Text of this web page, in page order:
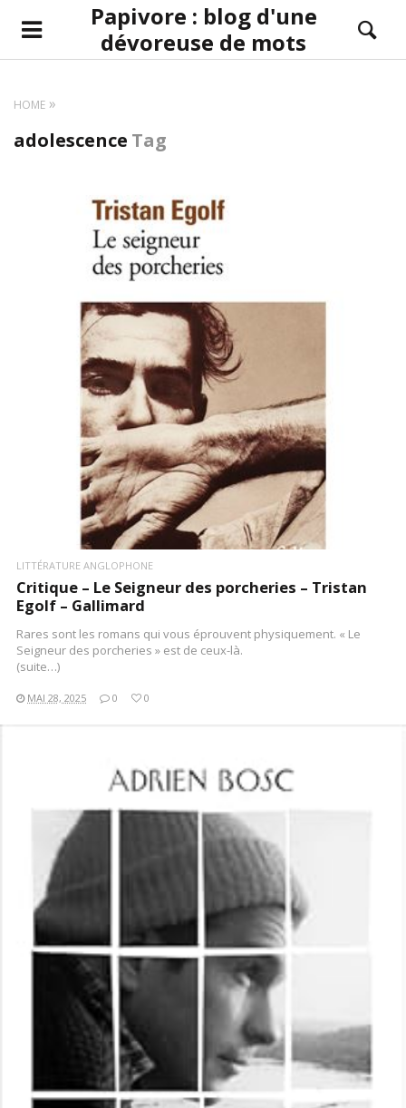
Papivore : blog d'une
dévoreuse de mots
HOME
adolescence Tag
LIRE LA SUITE
LITTÉRATURE ANGLOPHONE
Critique – Le Seigneur des porcheries – Tristan
Egolf – Gallimard
Rares sont les romans qui vous éprouvent physiquement. « Le
Seigneur des porcheries » est de ceux-là.
(suite…)
MAI 28, 2025 0 0
LIRE LA SUITE